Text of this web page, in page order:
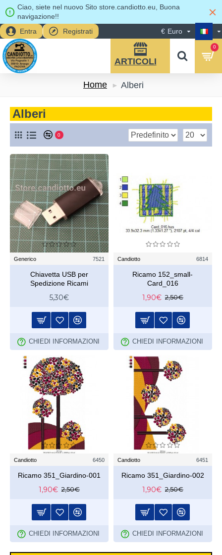
Ciao, siete nel nuovo Sito store.candiotto.eu, Buona
navigazione!!
Entra
Registrati € Euro
0
Home Alberi
Alberi
0
Generico 7521
Chiavetta USB per
Spedizione Ricami
5,30€
CHIEDI INFORMAZIONI
Candiotto 6814
Ricamo 152_small-
Card_016
1,90€ 2,50€
CHIEDI INFORMAZIONI
Candiotto 6450
Ricamo 351_Giardino-001
1,90€ 2,50€
CHIEDI INFORMAZIONI
Candiotto 6451
Ricamo 351_Giardino-002
1,90€ 2,50€
CHIEDI INFORMAZIONI